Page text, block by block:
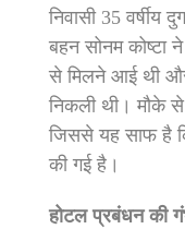
निवासी 35 वर्षीय
बहन सोनम कोष्टा ने
से मिलने आई थी
निकली थी। मौके से
जिससे यह साफ है
की गई है।
होटल प्रबंधन की